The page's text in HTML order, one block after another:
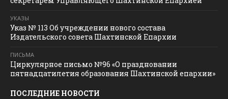
УКАЗЫ
Указ № 113 Об учреждении нового состава
Издательского совета Шахтинской Епархии
ПИСЬМА
Циркулярное письмо №96 «О праздновании
пятнадцатилетия образования Шахтинской епархии»
ПОСЛЕДНИЕ НОВОСТИ